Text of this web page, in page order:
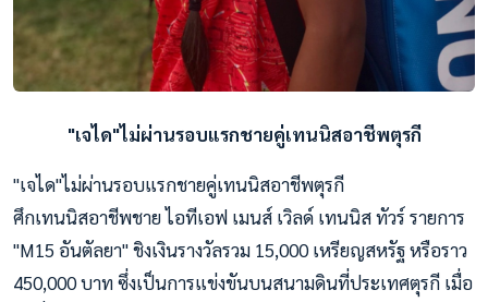
"เจได"ไม่ผ่านรอบแรกชายคู่เทนนิสอาชีพตุรกี
"เจได"ไม่ผ่านรอบแรกชายคู่เทนนิสอาชีพตุรกี
ศึกเทนนิสอาชีพชาย ไอทีเอฟ เมนส์ เวิลด์ เทนนิส ทัวร์ รายการ
"M15 อันตัลยา" ชิงเงินรางวัลรวม 15,000 เหรียญสหรัฐ หรือราว
450,000 บาท ซึ่งเป็นการแข่งขันบนสนามดินที่ประเทศตุรกี เมื่อ